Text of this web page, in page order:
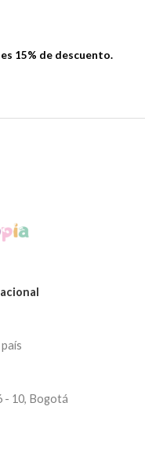
15% de descuento.
- 10, Bogotá